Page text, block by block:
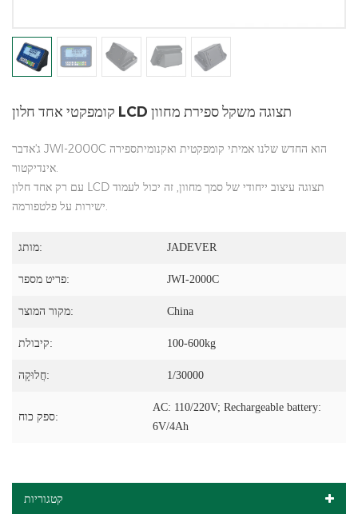
קומפקטי אחד חלון LCD תצוגה משקל ספירת מחוון
ג'אדבר JWI-2000C הוא החדש שלנו אמיתי קומפקטית ואקנומיתספירה
אינדיקטור.
עם רק אחד חלון LCD תצוגה עיצוב ייחודי של סמך מחוון, זה יכול לעמוד
ישירות על פלטפורמה.
מותג: JADEVER
פריט מספר: JWI-2000C
מקור המוצר: China
קיבולת: 100-600kg
חֲלוּקָה: 1/30000
ספק כוח:
AC: 110/220V; Rechargeable battery:
6V/4Ah
קטגוריות